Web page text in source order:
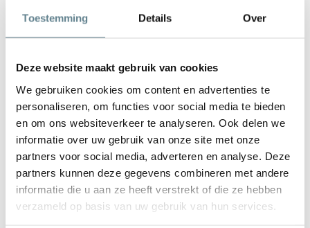
Toestemming Details Over
Deze website maakt gebruik van cookies
We gebruiken cookies om content en advertenties te
personaliseren, om functies voor social media te bieden
en om ons websiteverkeer te analyseren. Ook delen we
informatie over uw gebruik van onze site met onze
partners voor social media, adverteren en analyse. Deze
partners kunnen deze gegevens combineren met andere
informatie die u aan ze heeft verstrekt of die ze hebben
verzameld op basis van uw gebruik van hun services.
Ecopots zijn duurzame plantenbakken die worden gemaakt van
maakt. Met een Ecopots in je huis of tuin, weet je zeker dat je een
prachtige eye-catcher hebt die lang mee gaat.
We staan voor je klaar